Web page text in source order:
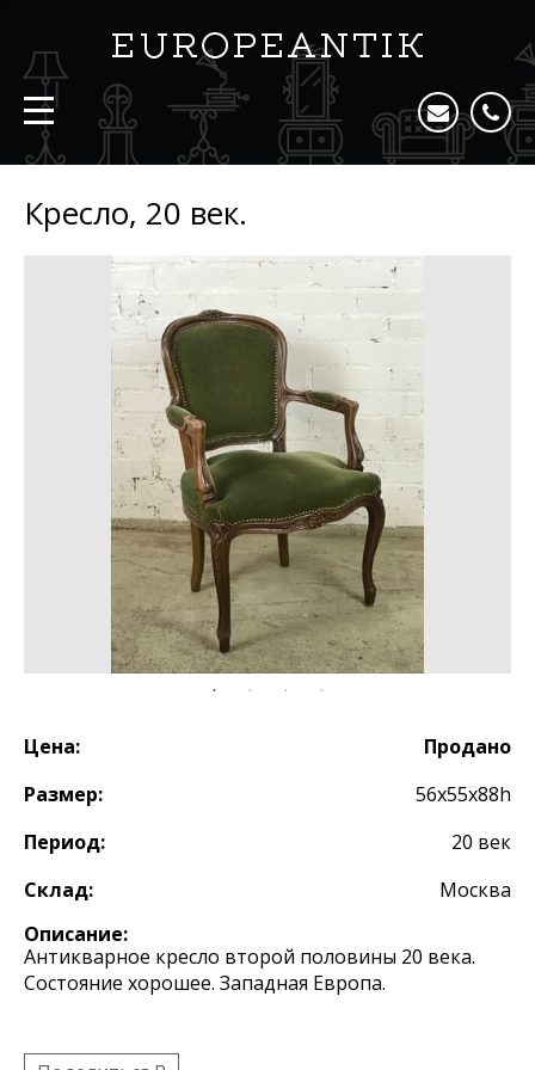
Кресло, 20 век.
Цена:
Продано
Размер:
56х55х88h
Период:
20 век
Склад:
Москва
Описание:
Антикварное кресло второй половины 20 века.
Состояние хорошее. Западная Европа.